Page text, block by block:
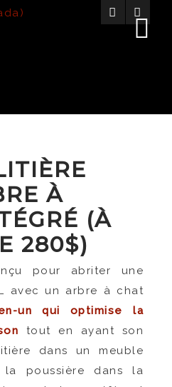
À
(À
280$)
pour abriter une
avec un arbre à chat
un qui optimise la
tout en ayant son
dans un meuble
poussière dans la